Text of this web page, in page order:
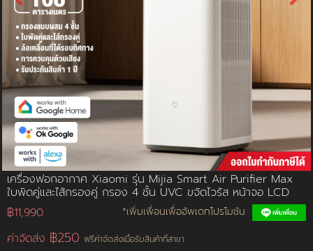
เครื่องฟอกอากาศ Xiaomi รุ่น Mijia Smart Air Purifier Max
ใบพัดคู่และไส้กรองคู่ กรอง 4 ชั้น UVC ขจัดไวรัส หน้าจอ LCD
฿11,990
*เพิ่มเพื่อนเพื่ออัพเดทโปรโมชัน
ค่าจัดส่ง ฿250 ฟรีค่าจัดส่งเมื่อรับสินค้าที่สาขา
สมัครสมาชิค
การซื้อของฉัน
🔥โปรโมชัน🔥
แคตตาล็อค
การชำระเงิน
ขั้นตอนการสั่งซื้อ